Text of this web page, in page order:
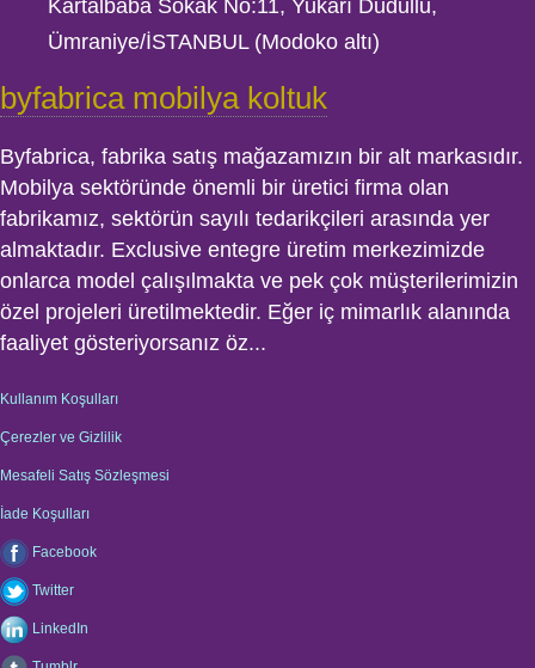
Kartalbaba Sokak No:11, Yukarı Dudullu,
Ümraniye/İSTANBUL (Modoko altı)
byfabrica mobilya koltuk
Byfabrica, fabrika satış mağazamızın bir alt markasıdır.
Mobilya sektöründe önemli bir üretici firma olan
fabrikamız, sektörün sayılı tedarikçileri arasında yer
almaktadır. Exclusive entegre üretim merkezimizde
onlarca model çalışılmakta ve pek çok müşterilerimizin
özel projeleri üretilmektedir. Eğer iç mimarlık alanında
faaliyet gösteriyorsanız öz...
Kullanım Koşulları
Çerezler ve Gizlilik
Mesafeli Satış Sözleşmesi
İade Koşulları
Facebook
Twitter
LinkedIn